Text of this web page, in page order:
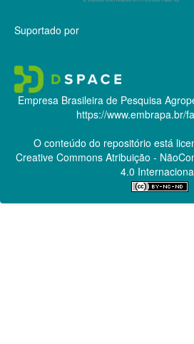
Suportado por
Empresa Brasileira de Pesquisa
https://www.embrapa.br/
O conteúdo do repositório está
Creative CommonsAtribuição -
4.0